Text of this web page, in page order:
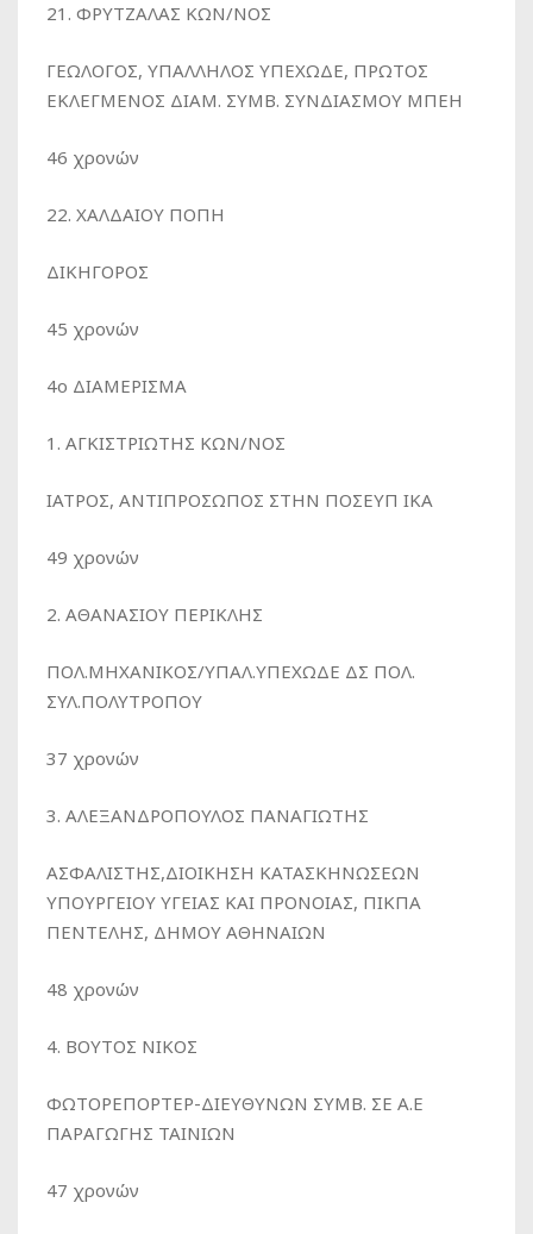
21. ΦΡΥΤΖΑΛΑΣ ΚΩΝ/ΝΟΣ
ΓΕΩΛΟΓΟΣ, ΥΠΑΛΛΗΛΟΣ ΥΠΕΧΩΔΕ, ΠΡΩΤΟΣ
ΕΚΛΕΓΜΕΝΟΣ ΔΙΑΜ. ΣΥΜΒ. ΣΥΝΔΙΑΣΜΟΥ ΜΠΕΗ
46 χρονών
22. ΧΑΛΔΑΙΟΥ ΠΟΠΗ
ΔΙΚΗΓΟΡΟΣ
45 χρονών
4ο ΔΙΑΜΕΡΙΣΜΑ
1. ΑΓΚΙΣΤΡΙΩΤΗΣ ΚΩΝ/ΝΟΣ
ΙΑΤΡΟΣ, ΑΝΤΙΠΡΟΣΩΠΟΣ ΣΤΗΝ ΠΟΣΕΥΠ ΙΚΑ
49 χρονών
2. ΑΘΑΝΑΣΙΟΥ ΠΕΡΙΚΛΗΣ
ΠΟΛ.ΜΗΧΑΝΙΚΟΣ/ΥΠΑΛ.ΥΠΕΧΩΔΕ ΔΣ ΠΟΛ.
ΣΥΛ.ΠΟΛΥΤΡΟΠΟΥ
37 χρονών
3. ΑΛΕΞΑΝΔΡΟΠΟΥΛΟΣ ΠΑΝΑΓΙΩΤΗΣ
ΑΣΦΑΛΙΣΤΗΣ,ΔΙΟΙΚΗΣΗ ΚΑΤΑΣΚΗΝΩΣΕΩΝ
ΥΠΟΥΡΓΕΙΟΥ ΥΓΕΙΑΣ ΚΑΙ ΠΡΟΝΟΙΑΣ, ΠΙΚΠΑ
ΠΕΝΤΕΛΗΣ, ΔΗΜΟΥ ΑΘΗΝΑΙΩΝ
48 χρονών
4. ΒΟΥΤΟΣ ΝΙΚΟΣ
ΦΩΤΟΡΕΠΟΡΤΕΡ-ΔΙΕΥΘΥΝΩΝ ΣΥΜΒ. ΣΕ Α.Ε
ΠΑΡΑΓΩΓΗΣ ΤΑΙΝΙΩΝ
47 χρονών